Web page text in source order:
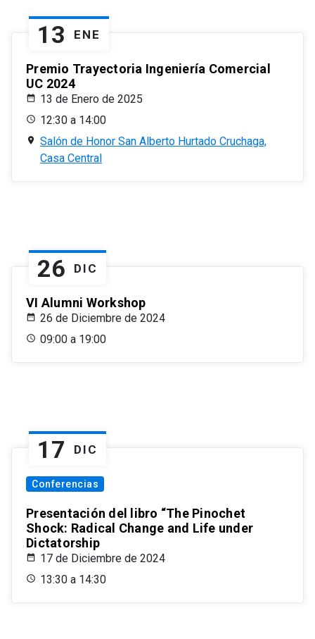
13 ENE
Premio Trayectoria Ingeniería Comercial
UC 2024
13 de Enero de 2025
12:30 a 14:00
Salón de Honor San Alberto Hurtado Cruchaga,
Casa Central
26 DIC
VI Alumni Workshop
26 de Diciembre de 2024
09:00 a 19:00
17 DIC
Conferencias
Presentación del libro “The Pinochet
Shock: Radical Change and Life under
Dictatorship
17 de Diciembre de 2024
13:30 a 14:30